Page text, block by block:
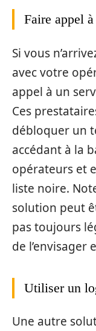
Faire appel
Si vous
avec votre
appel à un
Ces
débloquer un
accédant à la
opérateurs et
liste noire.
solution peut
pas toujours
de l’envisager
Utiliser un
Une autre